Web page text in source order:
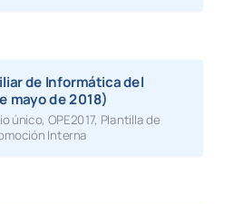
de Informática del
mayo de 2018)
único, OPE2017, Plantilla de
Interna